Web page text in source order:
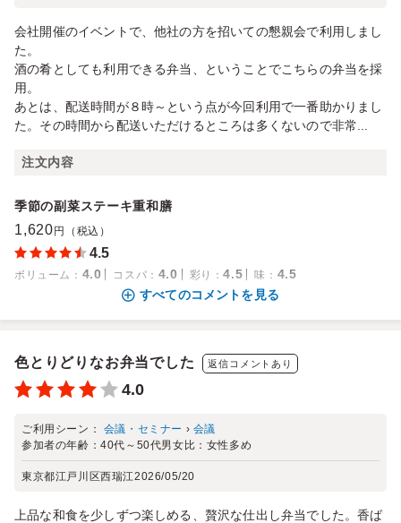
会社開催のイベントで、他社の方を招いての懇親会で利用しまし
た。
酒の肴としても利用できる弁当、ということでこちらの弁当を採
用。
あとは、配送時間が８時～という点が今回利用で一番助かりまし
た。その時間から配送いただけるところは多くないので非常...
注文内容
季節の副菜ステーキ重和膳
1,620 円（税込）
4.5
ボリューム ： 4.0 コスパ ： 4.0 彩り ：4.5 味 ： 4.5
すべてのコメントを見る
色とりどりなお弁当でした 返信コメントあり
4.0
ご利用シーン： 会議・セミナー › 会議
参加者の年齢：40代～50代男女比： 女性多め
東京都江戸川区西瑞江2026/05/20
上品な和食を少しずつ楽しめる、贅沢な仕出し弁当でした。香ば